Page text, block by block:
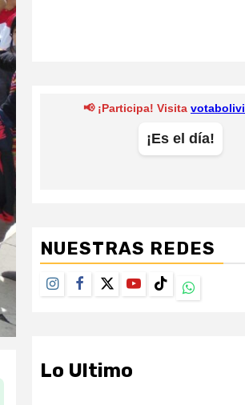
NUESTRAS REDES
Instagram
Facebook
TwitterYoutubeTikTokWhatsapp
Lo Ultimo